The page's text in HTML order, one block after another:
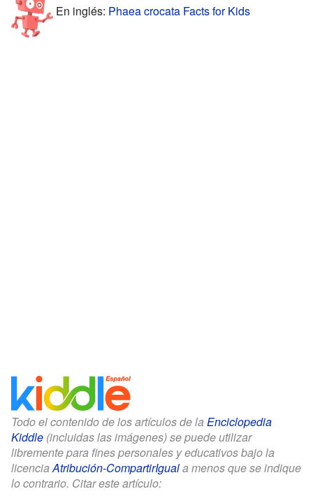
En inglés: Phaea crocata Facts for Kids
Todo el contenido de los artículos de la Enciclopedia
Kiddle (incluidas las imágenes) se puede utilizar
libremente para fines personales y educativos bajo la
licenciaAtribución-CompartirIguala menos que se indique
lo contrario. Citar este artículo: